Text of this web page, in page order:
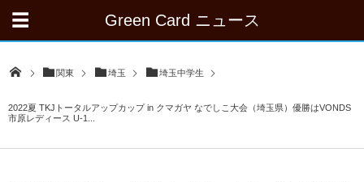
Green Card ニュース
関東 埼玉 埼玉中学生
2022夏 TKJトータルアップカップ in クマガヤ なでしこ大会（埼玉県）優勝はVONDS
市原レディース U-1...